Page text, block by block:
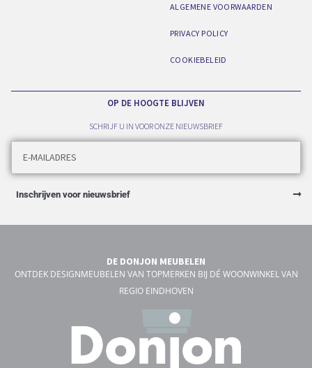
ALGEMENE VOORWAARDEN
PRIVACY POLICY
COOKIEBELEID
OP DE HOOGTE BLIJVEN
SCHRIJF U IN VOOR ONZE NIEUWSBRIEF
Inschrijven voor nieuwsbrief
DE DONJON MEUBELEN
ONTDEK DESIGNMEUBELEN VAN TOPMERKEN BIJ DÉ WOONWINKEL VAN
REGIO EINDHOVEN